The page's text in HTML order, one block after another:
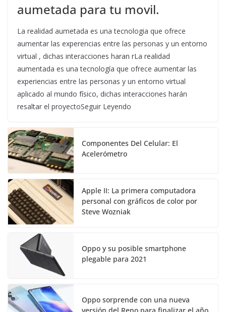
aumetada para tu movil.
La realidad aumetada es una tecnologia que ofrece
aumentar las experencias entre las personas y un entorno
virtual , dichas interacciones haran rLa realidad
aumentada es una tecnología que ofrece aumentar las
experiencias entre las personas y un entorno virtual
aplicado al mundo físico, dichas interacciones harán
resaltar el proyectoSeguir Leyendo
Componentes Del Celular: El
Acelerómetro
Apple II: La primera computadora
personal con gráficos de color por
Steve Wozniak
Oppo y su posible smartphone
plegable para 2021
Oppo sorprende con una nueva
versión del Reno para finalizar el año